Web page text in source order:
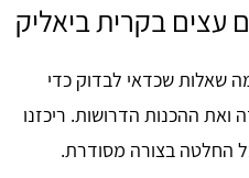
עצים בקרית ביאליק
שאלות שכדאי לבדוק כדי
ואת ההכנות הדרושות. ריכזנו
החלטה בצורה מסודרת.